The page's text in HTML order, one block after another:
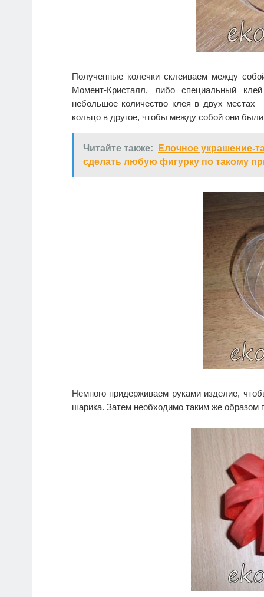
Полученные колечки склеиваем между
Момент-Кристалл, либо специальный
небольшое количество клея в двух местах
кольцо в другое, чтобы между собой они
Читайте также:
Елочное украшение-
сделать любую фигурку по такому
Немного придерживаем руками изделие,
шарика. Затем необходимо таким же